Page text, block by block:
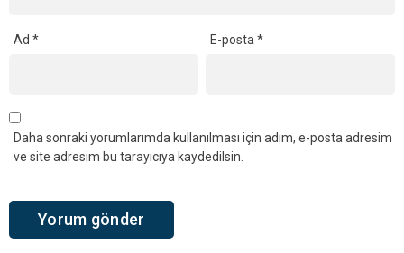
Ad * E-posta*
Daha sonraki yorumlarımda kullanılması için adım, e-posta adresim
ve site adresim bu tarayıcıya kaydedilsin.